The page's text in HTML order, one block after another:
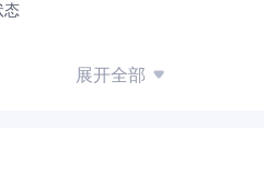
藕、菱角为主的水生蔬菜加
列，其中“洪湖农家”藕带系列
品送往武汉；后疫情阶段，企
态
展开全部